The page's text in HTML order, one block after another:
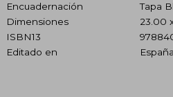
Encuadernación
Tapa
Dimensiones
23.00
ISBN13
Editado en
España